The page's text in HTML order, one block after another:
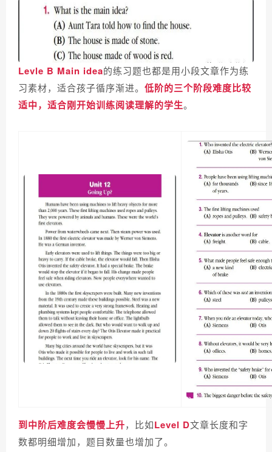
Levle B Main idea的练习题也都是用小段文章作为练
习素材，适合孩子循序渐进。 低阶的三个阶段难度比较
适中，适合刚开始训练阅读理解的学生。
到中阶后难度会慢慢上升，比如Level D文章长度和字
数都明细增加，题目数量也增加了。